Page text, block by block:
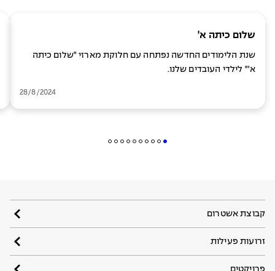
שלום כיתה א'
שנת הלימודים החדשה נפתחה עם חלוקת מארזי "שלום כיתה
א'" לילדי העובדים שלנו.
28/8/2024
קבוצת אשטרום
זרועות פעילות
פרויקטים